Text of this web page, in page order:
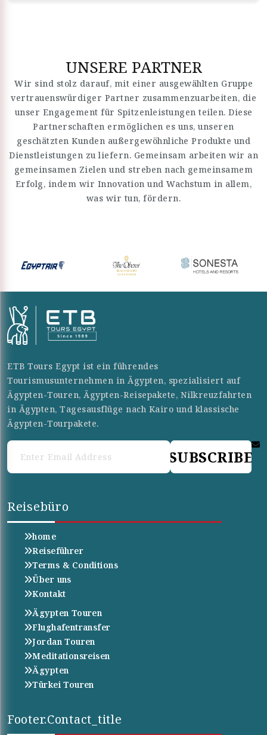
UNSERE PARTNER
Wir sind stolz darauf, mit einer ausgewählten Gruppe
vertrauenswürdiger Partner zusammenzuarbeiten, die
unser Engagement für Spitzenleistungen teilen. Diese
Partnerschaften ermöglichen es uns, unseren
geschätzten Kunden außergewöhnliche Produkte und
Dienstleistungen zu liefern. Gemeinsam arbeiten wir an
gemeinsamen Zielen und streben nach gemeinsamem
Erfolg, indem wir Innovation und Wachstum in allem,
was wir tun, fördern.
ETB Tours Egypt ist ein führendes
Tourismusunternehmen in Ägypten, spezialisiert auf
Ägypten-Touren, Ägypten-Reisepakete, Nilkreuzfahrten
in Ägypten, Tagesausflüge nach Kairo und klassische
Ägypten-Tourpakete.
SUBSCRIBE
Reisebüro
home
Reiseführer
Terms & Conditions
Über uns
Kontakt
Ägypten Touren
Flughafentransfer
Jordan Touren
Meditationsreisen
Ägypten
Türkei Touren
Footer.contact_title